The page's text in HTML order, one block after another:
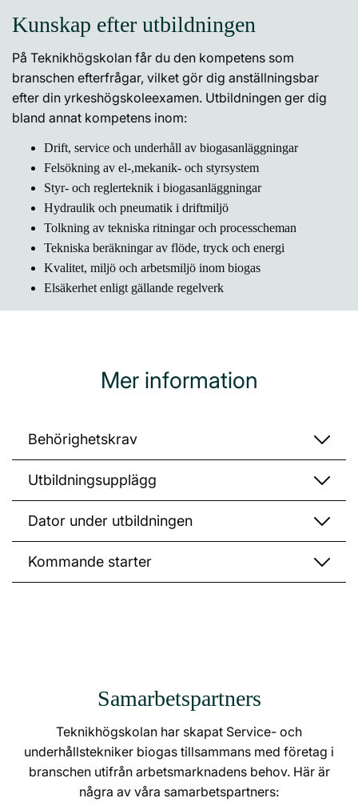
Kunskap efter utbildningen
På Teknikhögskolan får du den kompetens som
branschen efterfrågar, vilket gör dig anställningsbar
efter din yrkeshögskoleexamen. Utbildningen ger dig
bland annat kompetens inom:
Drift, service och underhåll av biogasanläggningar
Felsökning av el-,mekanik- och styrsystem
Styr- och reglerteknik i biogasanläggningar
Hydraulik och pneumatik i driftmiljö
Tolkning av tekniska ritningar och processcheman
Tekniska beräkningar av flöde, tryck och energi
Kvalitet, miljö och arbetsmiljö inom biogas
Elsäkerhet enligt gällande regelverk
Mer information
Behörighetskrav
Utbildningsupplägg
Dator under utbildningen
Kommande starter
Samarbetspartners
Teknikhögskolan har skapat Service- och
underhållstekniker biogas tillsammans med företag i
branschen utifrån arbetsmarknadens behov. Här är
några av våra samarbetspartners: